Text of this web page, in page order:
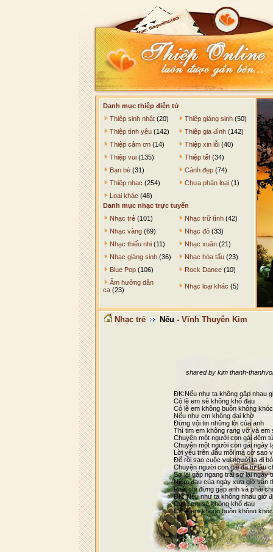
Danh mục thiệp điện tử
Thiệp sinh nhật (20) Thiệp giáng sinh (50)
Thiệp tình yêu (142) Thiệp gia đình (142)
Thiệp cảm ơn (14) Thiệp xin lỗi (40)
Thiệp vui (135) Thiệp tết (34)
Bạn bè (31) Cảnh đẹp (74)
Thiệp nhạc (254) Chưa phân loại (1)
Lọai khác (48)
Danh mục nhạc trực tuyến
Nhạc trẻ (101) Nhạc trữ tình (42)
Nhạc vàng (69) Nhạc đỏ (33)
Nhạc thiếu nhi (11) Nhạc xuân (21)
Nhạc giáng sinh (36) Nhạc hòa tấu (23)
Blue Pop (106) Rock Dance (10)
Âm hưởng dân
ca (23) Nhạc loại khác (5)
Nhạc trẻ Nếu - Vĩnh Thuyên Kim
shared by kim thanh-
ĐK:Nếu như ta không gặp nhau
Có lẽ em sẽ không khổ đau
Có lẽ em không buồn không khóc
Nếu như em không dại khờ
Đừng vội tin những lời của anh
Thì tim em không rạng vỡ và em
Chuyện một ngưởi con gái đêm
Chuyện một người con gái ngày
Lời yêu trên đầu môi mà cớ sao
Để rồi sao cuộc vui người ta đi
Chuyện người con gái đã từ lâu
Sợ lại gặp ngang trái sợ lại ngày
Niềm đau của ngày xưa giờ vẫn
Phải chi đừng gặp anh và phải
ĐK: Nếu như ta không nhau giờ
Có lẽ em sẽ không khổ đau
Có lẽ em không buồn không khóc
Nếu như em không dại khờ
Đừng vội tin những lời của anh
Thì tim em ko6ng rạng vỡ và em
Nếu như anh không đùa vui thì
Có lẽ em sẽ vui thật vui bởi vì